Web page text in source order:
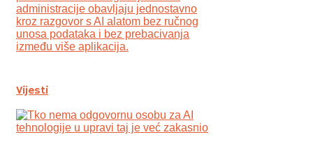
administracije obavljaju jednostavno
kroz razgovor s AI alatom bez ručnog
unosa podataka i bez prebacivanja
između više aplikacija.
Vijesti